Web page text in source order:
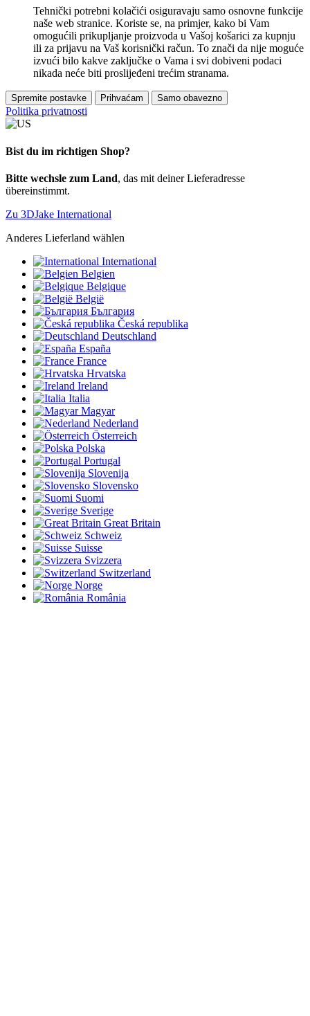
Tehnički potrebni kolačići osiguravaju samo osnovne funkcije
naše web stranice. Koriste se, na primjer, kako bi Vam
omogućili prikupljanje proizvoda u Vašoj košarici za kupnju
ili za prijavu na Vaš korisnički račun. To znači da nije moguće
izvući bilo kakve zaključke o Vama i svi dobiveni podaci
nikada neće biti proslijeđeni trećim stranama.
Spremite postavke Prihvaćam Samo obavezno
Politika privatnosti
Bist du im richtigen Shop?
Bitte wechsle zum Land, das mit deiner Lieferadresse
übereinstimmt.
Zu 3DJake International
Anderes Lieferland wählen
International
Belgien
Belgique
België
България
Česká republika
Deutschland
España
France
Hrvatska
Ireland
Italia
Magyar
Nederland
Österreich
Polska
Portugal
Slovenija
Slovensko
Suomi
Sverige
Great Britain
Schweiz
Suisse
Svizzera
Switzerland
Norge
România